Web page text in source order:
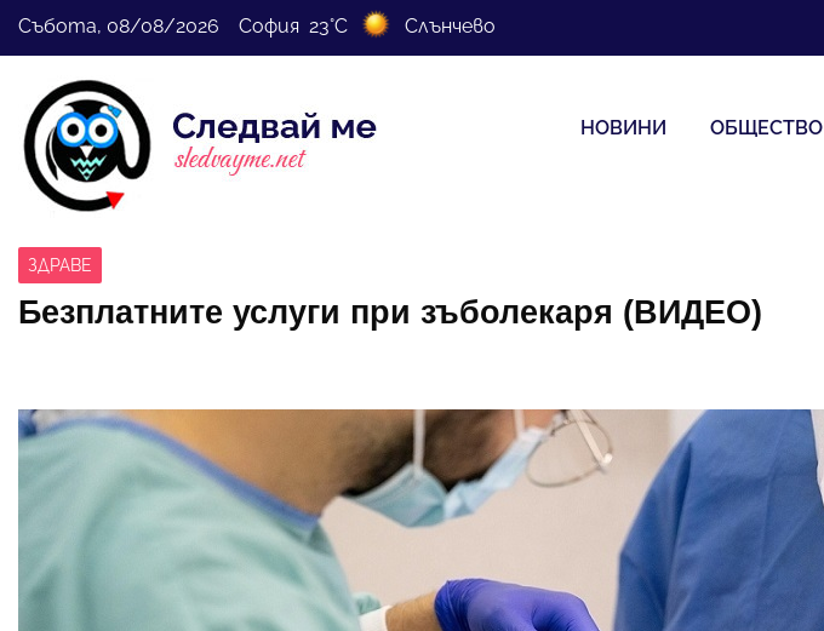
Събота, 08/08/2026 София 23°C Слънчево
НОВИНИ ОБЩЕСТВО
ЗДРАВЕ
Безплатните услуги при зъболекаря (ВИДЕО)